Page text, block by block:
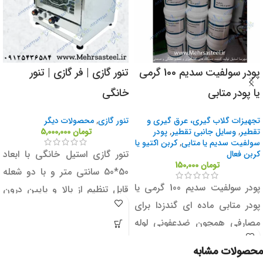
پودر سولفیت سدیم 100 گرمی
یا پودر متابی
تجهیزات گلاب گیری، عرق گیری و
تقطیر,وسایل جانبی تقطیر,پودر
سولفیت سدیم یا متابی,کربن اکتیو یا
کربن فعال
تومان
پودر سولفیت سدیم 100 گرمی یا
پودر متابی ماده ای گندزدا برای
مصارفی همچون ضدعفونی لوله
ها و ظروف تقطیر و گلابگیری می
باشد.
تنور گازی | فر گازی | تنور
خانگی
تنور گازی,محصولات دیگر
تومان5,000,000
تنور گازی استیل خانگی با ابعاد
50*50 سانتی متر و با دو شعله
قابل تنظیم از بالا و پایین درون
تنور یکی از ابزار های بسیار
کاربردی و مدرن در منازل می
محصولات مشابه